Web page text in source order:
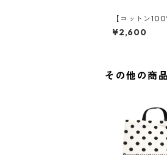
【コットン100
んまるスタイ
ンク／くすみブ
¥2,600
その他の商品